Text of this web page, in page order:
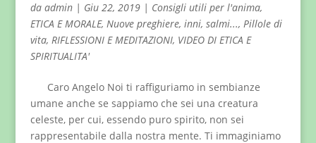
da admin| Giu 22, 2019| Consigli utili per l'anima,
ETICA E MORALE, Nuove preghiere, inni, salmi..., Pillole di
vita, RIFLESSIONI E MEDITAZIONI, VIDEO DI ETICA E
SPIRITUALITA'
Caro Angelo Noi ti raffiguriamo in sembianze
umane anche se sappiamo che sei una creatura
celeste, per cui, essendo puro spirito, non sei
rappresentabile dalla nostra mente. Ti immaginiamo